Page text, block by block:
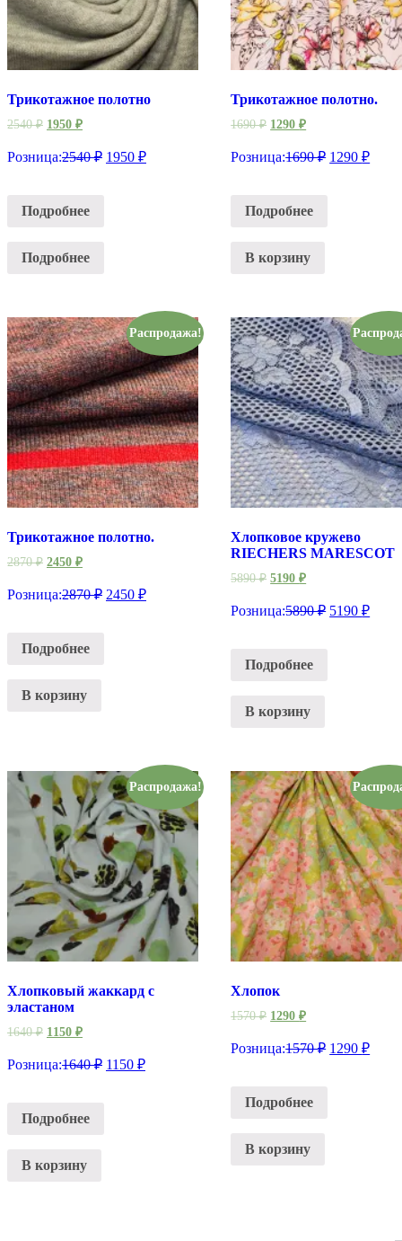
Трикотажное полотно
2540₽ 1950 ₽
Розница:2540₽ 1950 ₽
Подробнее
Подробнее
Трикотажное полотно.
1690₽ 1290₽
Розница:1690₽ 1290₽
Подробнее
В корзину
Распродажа!
Трикотажное полотно.
2870₽ 2450 ₽
Розница:2870₽ 2450 ₽
Подробнее
В корзину
Хлопковое кружево
RIECHERS MARESCOT
5890₽ 5190₽
Розница:5890₽ 5190₽
Подробнее
В корзину
Распродажа!
Хлопковый жаккард с
эластаном
1640₽ 1150 ₽
Розница:1640₽ 1150 ₽
Подробнее
В корзину
Хлопок
1570₽ 1290₽
Розница:1570₽ 1290₽
Подробнее
В корзину